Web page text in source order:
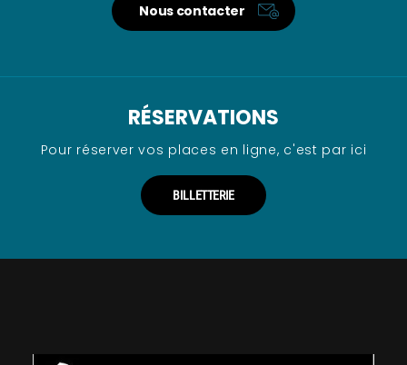
Nous contacter
RÉSERVATIONS
Pour réserver vos places en ligne, c'est par ici
BILLETTERIE